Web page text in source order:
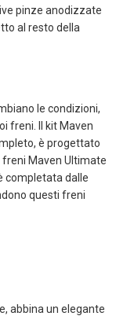
pinze anodizzate
al resto della
le condizioni,
freni. Il kit Maven
è progettato
Maven Ultimate
completata dalle
questi freni
abbina un elegante